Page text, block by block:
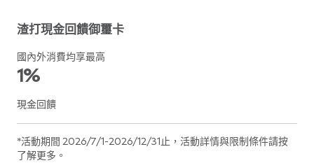
渣打現金回饋御璽卡
國內外消費均享最高
1%
現金回饋
*活動期間 2026/7/1-2026/12/31止，活動詳情與限制條件請按
了解更多。